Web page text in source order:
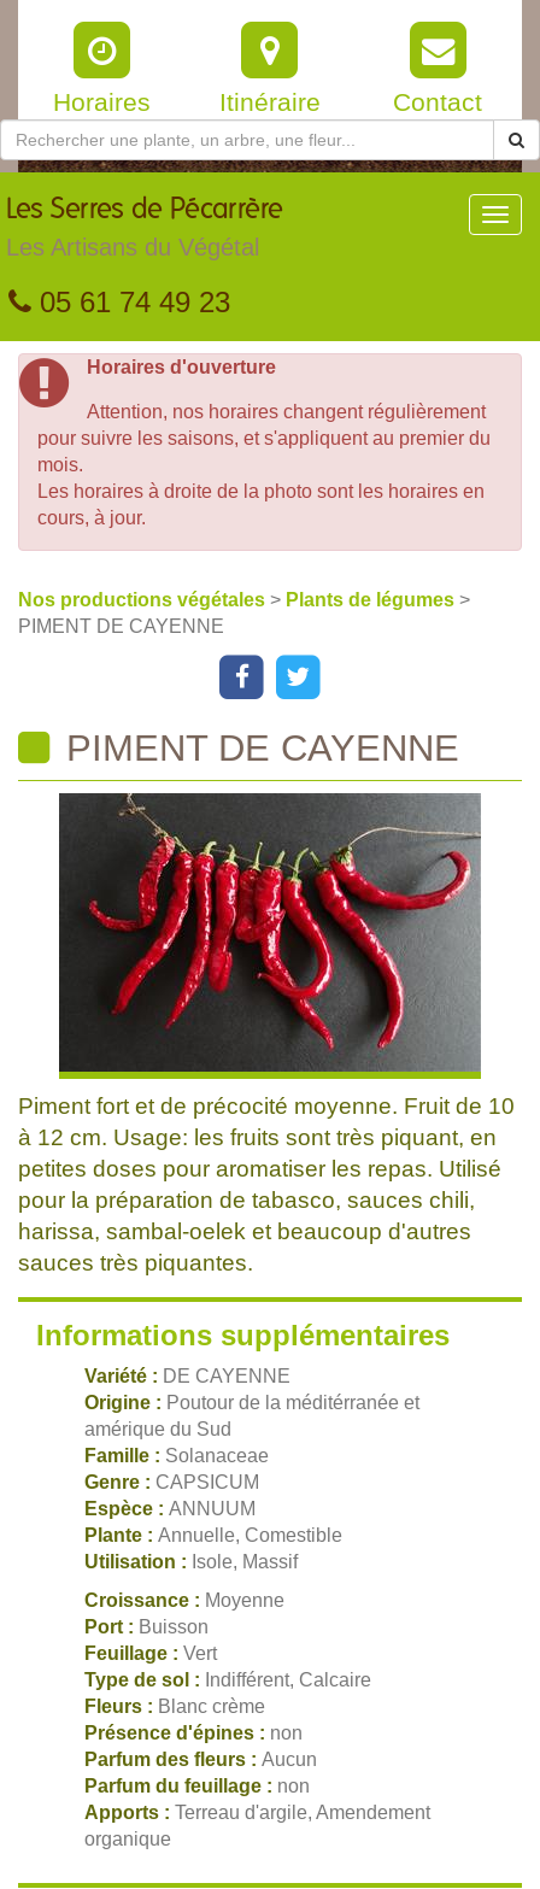
Horaires Itinéraire Contact
Les Serres de Pécarrère
Les Artisans du Végétal
05 61 74 49 23
Horaires d'ouverture
Attention, nos horaires changent régulièrement
pour suivre les saisons, et s'appliquent au premier du
mois.
Les horaires à droite de la photo sont les horaires en
cours, à jour.
Nos productions végétales > Plants de légumes >
PIMENT DE CAYENNE
PIMENT DE CAYENNE
Piment fort et de précocité moyenne. Fruit de 10
à 12 cm. Usage: les fruits sont très piquant, en
petites doses pour aromatiser les repas. Utilisé
pour la préparation de tabasco, sauces chili,
harissa, sambal-oelek et beaucoup d'autres
sauces très piquantes.
Informations supplémentaires
Variété : DE CAYENNE
Origine : Poutour de la méditérranée et
amérique du Sud
Famille : Solanaceae
Genre : CAPSICUM
Espèce : ANNUUM
Plante : Annuelle, Comestible
Utilisation : Isole, Massif
Croissance : Moyenne
Port : Buisson
Feuillage : Vert
Type de sol : Indifférent, Calcaire
Fleurs : Blanc crème
Présence d'épines : non
Parfum des fleurs : Aucun
Parfum du feuillage : non
Apports : Terreau d'argile, Amendement
organique